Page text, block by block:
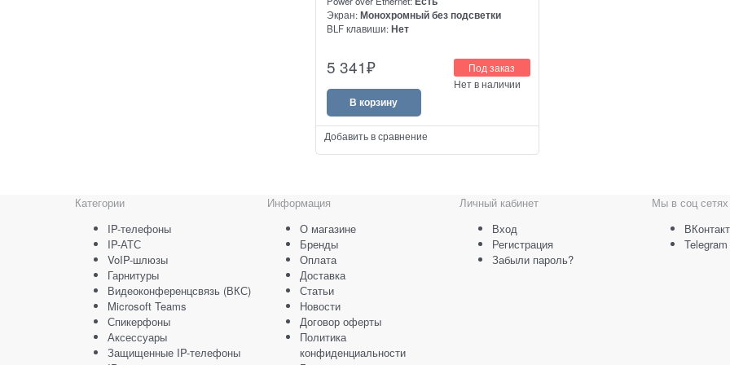
Экран:Монохромный без подсветки
BLF клавиши:Нет
5 341₽
Под заказ
Нет в наличии
В корзину
Добавить в сравнение
Категории
IP-телефоны
IP-АТС
VoIP-шлюзы
Гарнитуры
Видеоконференцсвязь (ВКС)
Microsoft Teams
Спикерфоны
Аксессуары
Защищенные IP-телефоны
Информация
О магазине
Бренды
Оплата
Доставка
Статьи
Новости
Договор оферты
Политика
конфиденциальности
Личный кабинет
Вход
Регистрация
Забыли пароль?
Мы в соц сетях
Telegram